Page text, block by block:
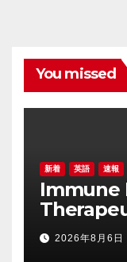
You missed
新着 英語 速報
Immune
Attovia
on2026年8月6日